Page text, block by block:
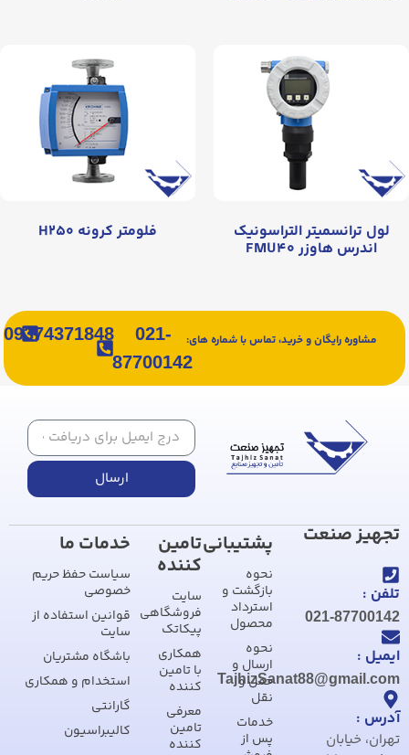
لول ترانسمیتر التراسونیک
اندرس هاوزر FMU۴۰
فلومتر کرونه H۲۵۰
مشاوره رایگان و خرید، تماس با شماره های:
021-
87700142
09374371848
ارسال
تجهیز صنعت
تلفن :
021-87700142
ایمیل :
TajhizSanat88@gmail.com
آدرس :
تهران، خیابان
پشتیبانی
نحوه
بازگشت و
استرداد
محصول
نحوه
ارسال و
حمل و
نقل
خدمات
پس از
تامین
کننده
سایت
فروشگاهی
پیکاتک
همکاری
با تامین
کننده
معرفی
تامین
کننده
خدمات ما
سیاست حفظ حریم
خصوصی
قوانین استفاده از
سایت
باشگاه مشتریان
استخدام و همکاری
گارانتی
کالیبراسیون